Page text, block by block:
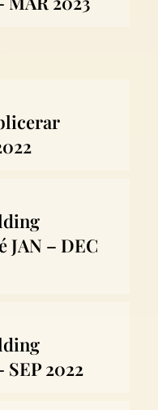
– DEC
2022